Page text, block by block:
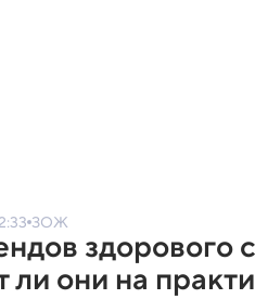
ЗОЖ
здорового
ли они на